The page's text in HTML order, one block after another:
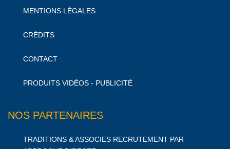
MENTIONS LÉGALES
CRÉDITS
CONTACT
PRODUITS VIDÉOS - PUBLICITÉ
NOS PARTENAIRES
TRADITIONS & ASSOCIES RECRUTEMENT PAR